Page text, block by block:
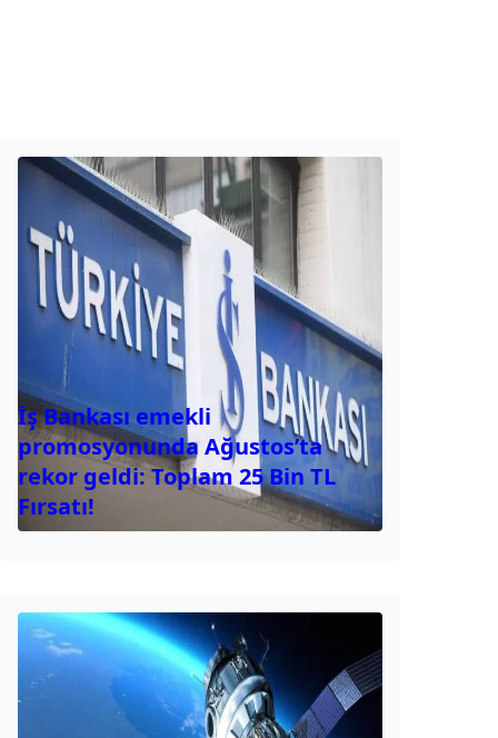
İş Bankası emekli
promosyonunda Ağustos’ta
rekor geldi: Toplam 25 Bin TL
Fırsatı!